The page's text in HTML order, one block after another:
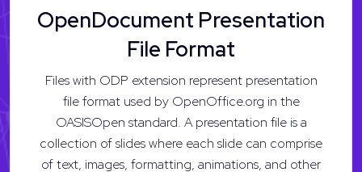
OpenDocument Presentation
File Format
Files with ODP extension represent presentation
file format used by OpenOffice.org in the
OASISOpen standard. A presentation file is a
collection of slides where each slide can comprise
of text, images, formatting, animations, and other